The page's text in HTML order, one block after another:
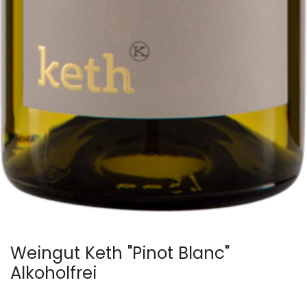
Weingut Keth "Pinot Blanc"
Alkoholfrei